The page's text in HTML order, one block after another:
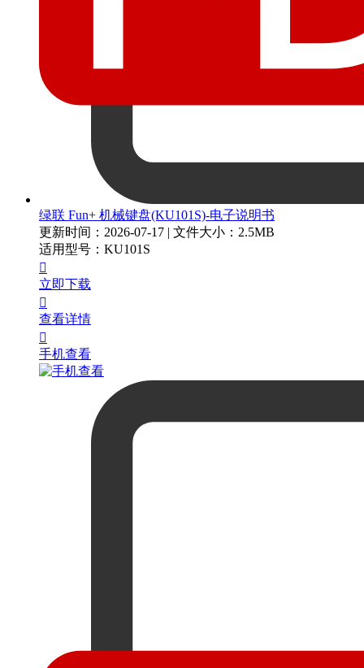
绿联 Fun+ 机械键盘(KU101S)-电子说明书
更新时间：2026-07-17 | 文件大小：2.5MB
适用型号 ： KU101S

立即下载

查看详情

手机查看